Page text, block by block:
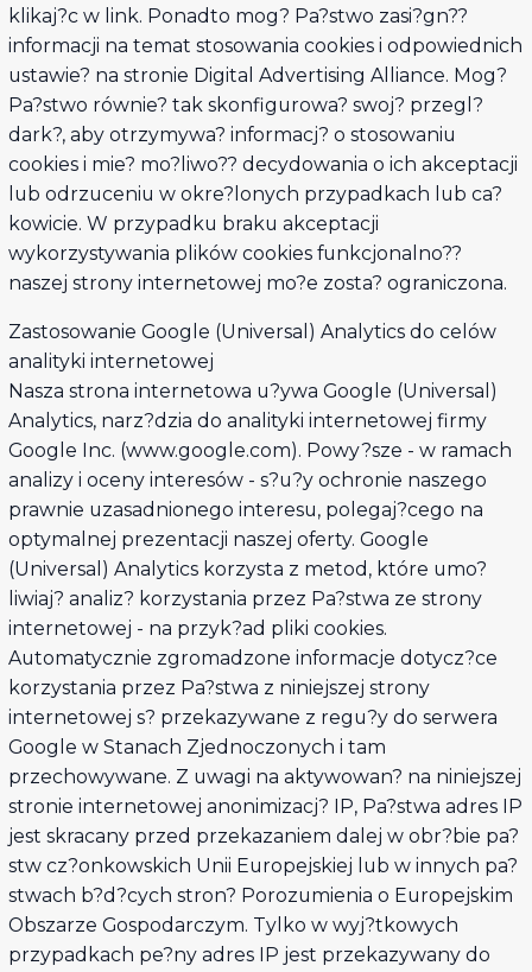
klikaj?c w link. Ponadto mog? Pa?stwo zasi?gn??
informacji na temat stosowania cookies i odpowiednich
ustawie? na stronie Digital Advertising Alliance. Mog?
Pa?stwo równie? tak skonfigurowa? swoj? przegl?
dark?, aby otrzymywa? informacj? o stosowaniu
cookies i mie? mo?liwo?? decydowania o ich akceptacji
lub odrzuceniu w okre?lonych przypadkach lub ca?
kowicie. W przypadku braku akceptacji
wykorzystywania plików cookies funkcjonalno??
naszej strony internetowej mo?e zosta? ograniczona.
Zastosowanie Google (Universal) Analytics do celów
analityki internetowej
Nasza strona internetowa u?ywa Google (Universal)
Analytics, narz?dzia do analityki internetowej firmy
Google Inc. (www.google.com). Powy?sze - w ramach
analizy i oceny interesów - s?u?y ochronie naszego
prawnie uzasadnionego interesu, polegaj?cego na
optymalnej prezentacji naszej oferty. Google
(Universal) Analytics korzysta z metod, które umo?
liwiaj? analiz? korzystania przez Pa?stwa ze strony
internetowej - na przyk?ad pliki cookies.
Automatycznie zgromadzone informacje dotycz?ce
korzystania przez Pa?stwa z niniejszej strony
internetowej s? przekazywane z regu?y do serwera
Google w Stanach Zjednoczonych i tam
przechowywane. Z uwagi na aktywowan? na niniejszej
stronie internetowej anonimizacj? IP, Pa?stwa adres IP
jest skracany przed przekazaniem dalej w obr?bie pa?
stw cz?onkowskich Unii Europejskiej lub w innych pa?
stwach b?d?cych stron? Porozumienia o Europejskim
Obszarze Gospodarczym. Tylko w wyj?tkowych
przypadkach pe?ny adres IP jest przekazywany do